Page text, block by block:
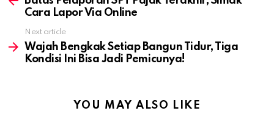
Cara Lapor Via Online
Next article
Wajah Bengkak Setiap Bangun Tidur, Tiga
Kondisi Ini Bisa Jadi Pemicunya!
YOU MAY ALSO LIKE